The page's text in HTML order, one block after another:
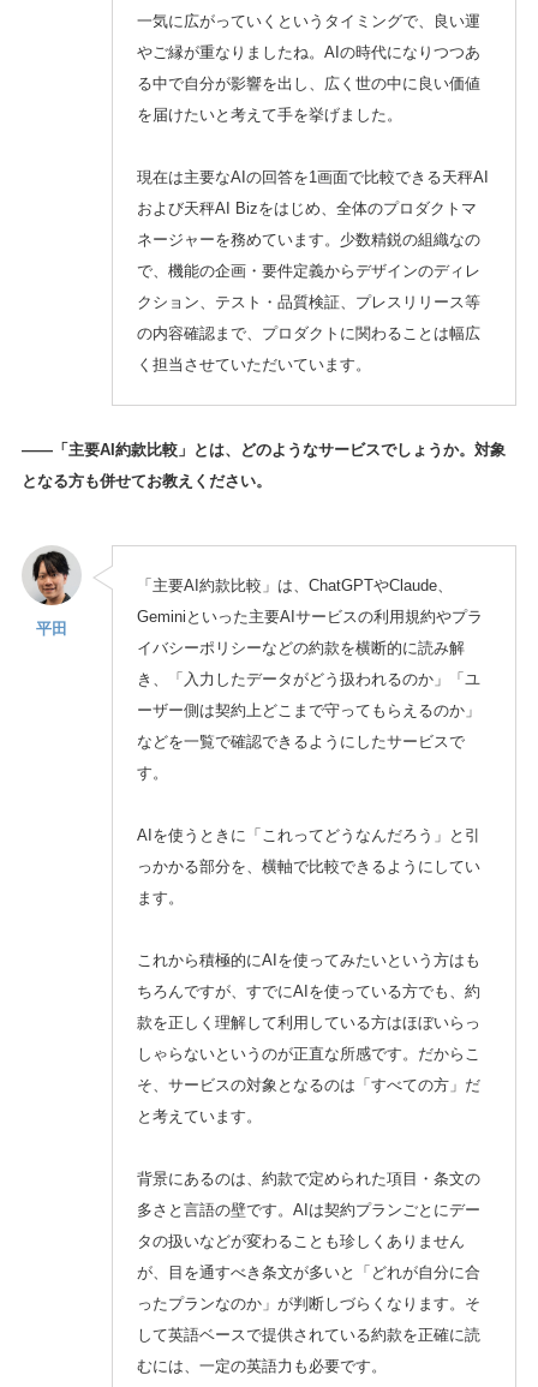
一気に広がっていくというタイミングで、良い運
やご縁が重なりましたね。AIの時代になりつつあ
る中で自分が影響を出し、広く世の中に良い価値
を届けたいと考えて手を挙げました。
現在は主要なAIの回答を1画面で比較できる天秤AI
および天秤AI Bizをはじめ、全体のプロダクトマ
ネージャーを務めています。少数精鋭の組織なの
で、機能の企画・要件定義からデザインのディレ
クション、テスト・品質検証、プレスリリース等
の内容確認まで、プロダクトに関わることは幅広
く担当させていただいています。
——「主要AI約款比較」とは、どのようなサービスでしょうか。対象
となる方も併せてお教えください。
平田
「主要AI約款比較」は、ChatGPTやClaude、
Geminiといった主要AIサービスの利用規約やプラ
イバシーポリシーなどの約款を横断的に読み解
き、「入力したデータがどう扱われるのか」「ユ
ーザー側は契約上どこまで守ってもらえるのか」
などを一覧で確認できるようにしたサービスで
す。
AIを使うときに「これってどうなんだろう」と引
っかかる部分を、横軸で比較できるようにしてい
ます。
これから積極的にAIを使ってみたいという方はも
ちろんですが、すでにAIを使っている方でも、約
款を正しく理解して利用している方はほぼいらっ
しゃらないというのが正直な所感です。だからこ
そ、サービスの対象となるのは「すべての方」だ
と考えています。
背景にあるのは、約款で定められた項目・条文の
多さと言語の壁です。AIは契約プランごとにデー
タの扱いなどが変わることも珍しくありません
が、目を通すべき条文が多いと「どれが自分に合
ったプランなのか」が判断しづらくなります。そ
して英語ベースで提供されている約款を正確に読
むには、一定の英語力も必要です。